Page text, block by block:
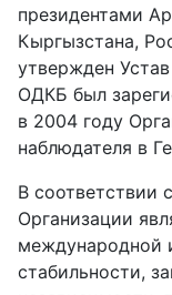
президентами
Кыргызстана,
утвержден
ОДКБ был
в 2004 году
наблюдателя в
В соответствии
Организации
международной
стабильности,